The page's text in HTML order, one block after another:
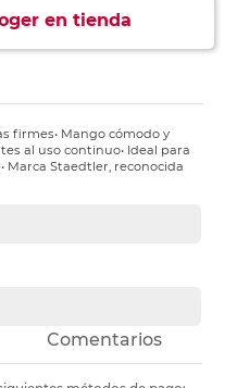
en tienda
firmes• Mango cómodo y
al uso continuo• Ideal para
Marca Staedtler, reconocida
Comentarios